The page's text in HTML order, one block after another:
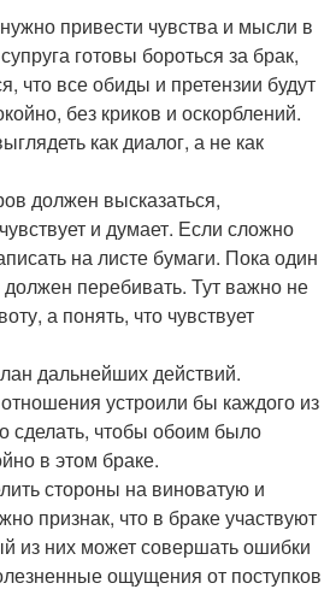
привести чувства и мысли в
готовы бороться за брак,
что все обиды и претензии будут
без криков и оскорблений.
как диалог, а не как
должен высказаться,
и думает. Если сложно
на листе бумаги. Пока один
должен перебивать. Тут важно не
а понять, что чувствует
дальнейших действий.
устроили бы каждого из
сделать, чтобы обоим было
в этом браке.
стороны на виноватую и
признак, что в браке участвуют
из них может совершать ошибки
ощущения от поступков